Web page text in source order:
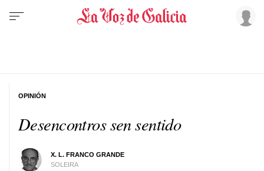
Desencontros sen sentido
X. L. FRANCO GRANDE
SOLEIRA
OPINIÓN